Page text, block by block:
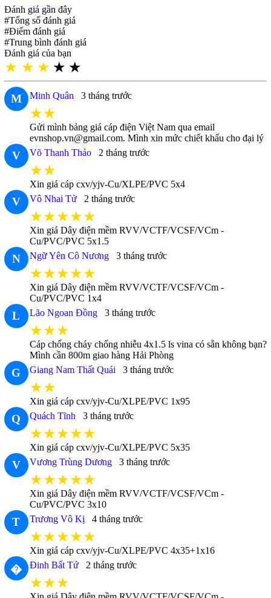
Đánh giá gần đây
#Tổng số đánh giá
#Điểm đánh giá
#Trung bình đánh giá
Đánh giá của bạn
★ ★ ★ ★ ★
M Minh Quân 3 tháng trước
★★
Gửi mình bảng giá cáp điện Việt Nam qua email
evnshop.vn@gmail.com. Mình xin mức chiết khấu cho đại lý
V Võ Thanh Thảo 2 tháng trước
★★
Xin giá cáp cxv/yjv-Cu/XLPE/PVC 5x4
V Vô Nhai Tử 2 tháng trước
★★★★★
Xin giá Dây điện mềm RVV/VCTF/VCSF/VCm -
Cu/PVC/PVC 5x1.5
N Ngữ Yên Cô Nương 3 tháng trước
★★★★★
Xin giá Dây điện mềm RVV/VCTF/VCSF/VCm -
Cu/PVC/PVC 1x4
L Lão Ngoan Đồng 3 tháng trước
★★★
Cáp chống cháy chống nhiễu 4x1.5 ls vina có sẵn không bạn?
Mình cần 800m giao hàng Hải Phòng
G Giang Nam Thất Quái 3 tháng trước
★★
Xin giá cáp cxv/yjv-Cu/XLPE/PVC 1x95
Q Quách Tĩnh 3 tháng trước
★★★★★
Xin giá cáp cxv/yjv-Cu/XLPE/PVC 5x35
V Vương Trùng Dương 3 tháng trước
★★★★★
Xin giá Dây điện mềm RVV/VCTF/VCSF/VCm -
Cu/PVC/PVC 3x10
T Trương Vô Kị 4 tháng trước
★★★★★
Xin giá cáp cxv/yjv-Cu/XLPE/PVC 4x35+1x16
� Đinh Bất Tứ 2 tháng trước
★★★